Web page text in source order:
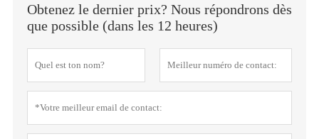
Obtenez le dernier prix? Nous répondrons dès
que possible (dans les 12 heures)